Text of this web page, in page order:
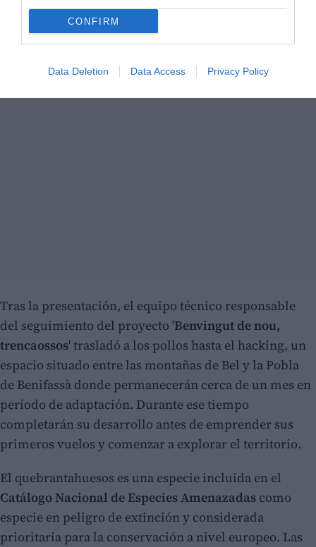
CONFIRM
Data Deletion Data Access Privacy Policy
Tras la presentación, el equipo técnico responsable
del seguimiento del proyecto 'Benvingut de nou,
trencaossos' trasladó a los pollos hasta el hacking, un
espacio situado entre las montañas de Bel y la Pobla
de Benifassà donde permanecerán cerca de un mes en
período de adaptación. Durante ese tiempo
completarán su desarrollo antes de emprender sus
primeros vuelos y comenzar a explorar el territorio.
El quebrantahuesos es una especie incluida en el
Catálogo Nacional de Especies Amenazadas como
especie en peligro de extinción y considerada
prioritaria para la conservación a nivel europeo. Las